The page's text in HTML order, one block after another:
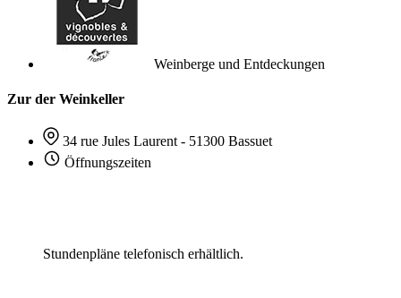
Weinberge und Entdeckungen
Zur der Weinkeller
34 rue Jules Laurent - 51300 Bassuet
Öffnungszeiten
Stundenpläne telefonisch erhältlich.